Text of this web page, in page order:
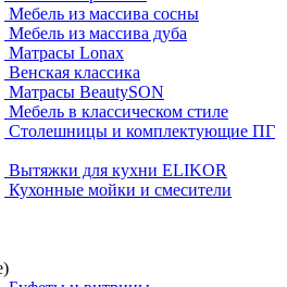
Мебель из массива сосны
Мебель из массива дуба
Матрасы Lonax
Венская классика
Матрасы BeautySON
Мебель в классическом стиле
Столешницы и комплектующие ПГ
Вытяжки для кухни ELIKOR
Кухонные мойки и смесители